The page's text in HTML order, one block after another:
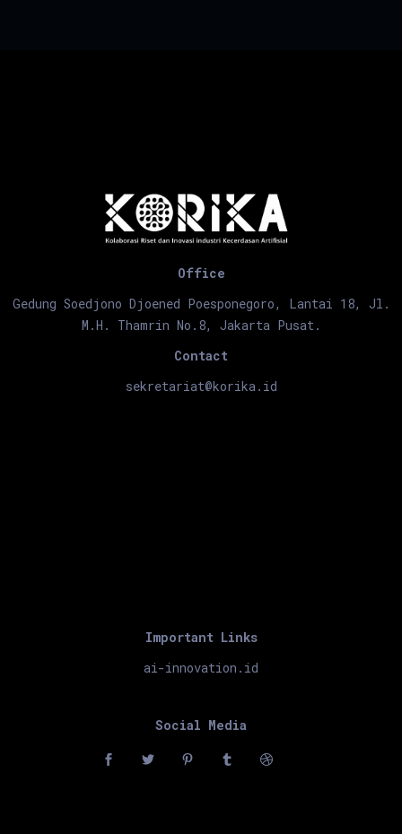
Office
Gedung Soedjono Djoened Poesponegoro, Lantai 18, Jl.
M.H. Thamrin No.8, Jakarta Pusat.
Contact
sekretariat@korika.id
Important Links
ai-innovation.id
Social Media